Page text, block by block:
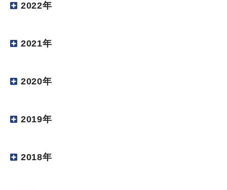
2022年
2021年
2020年
2019年
2018年